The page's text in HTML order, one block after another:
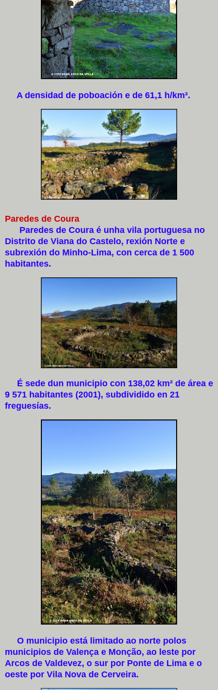
A densidad de poboación e de 61,1 h/km².
Paredes de Coura
Paredes de Coura é unha vila portuguesa no
Distrito de Viana do Castelo, rexión Norte e
subrexión do Minho-Lima, con cerca de 1 500
habitantes.
É sede dun municipio con 138,02 km² de área e
9 571 habitantes (2001), subdividido en 21
freguesías.
O municipio está limitado ao norte polos
municipios de Valença e Monção, ao leste por
Arcos de Valdevez, o sur por Ponte de Lima e o
oeste por Vila Nova de Cerveira.